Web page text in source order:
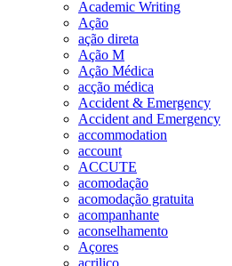
Academic Writing
Ação
ação direta
Ação M
Ação Médica
acção médica
Accident & Emergency
Accident and Emergency
accommodation
account
ACCUTE
acomodação
acomodação gratuita
acompanhante
aconselhamento
Açores
acrilico